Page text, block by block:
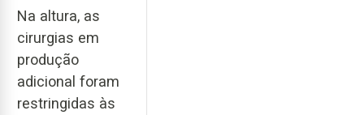
Na altura, as
cirurgias em
produção
adicional foram
restringidas às